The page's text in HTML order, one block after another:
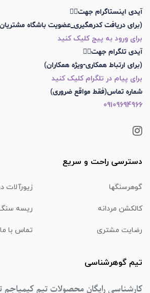
آیدی اینستاگرام جهت👇🏼
(برای دریافت کدرهگیری_عضویت باشگاه
برای ورود به پیج کلیک کنید
آیدی تلگرام جهت👇🏼
(برای ارتباط همکاری-ویژه همکاران)
برای پیام در تلگرام کلیک کنید
شماره تماس(فقط مواقع ضروری)
09109694966
دسترسی راحت و سریع
گوهرسنگها زیورآلات
کالکشن مردانه ریسه
رضایت مشتری تماس با ما
تیم گوهرشناسی
کارشناسی رایگان محصولات تیم